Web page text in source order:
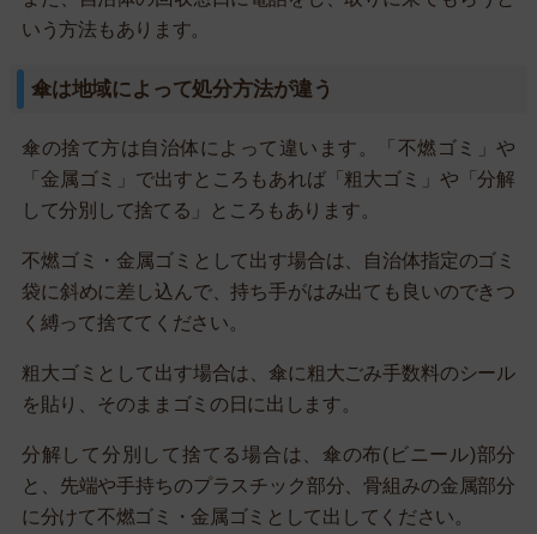
いう方法もあります。
傘は地域によって処分方法が違う
傘の捨て方は自治体によって違います。「不燃ゴミ」や
「金属ゴミ」で出すところもあれば「粗大ゴミ」や「分解
して分別して捨てる」ところもあります。
不燃ゴミ・金属ゴミとして出す場合は、自治体指定のゴミ
袋に斜めに差し込んで、持ち手がはみ出ても良いのできつ
く縛って捨ててください。
粗大ゴミとして出す場合は、傘に粗大ごみ手数料のシール
を貼り、そのままゴミの日に出します。
分解して分別して捨てる場合は、傘の布(ビニール)部分
と、先端や手持ちのプラスチック部分、骨組みの金属部分
に分けて不燃ゴミ・金属ゴミとして出してください。